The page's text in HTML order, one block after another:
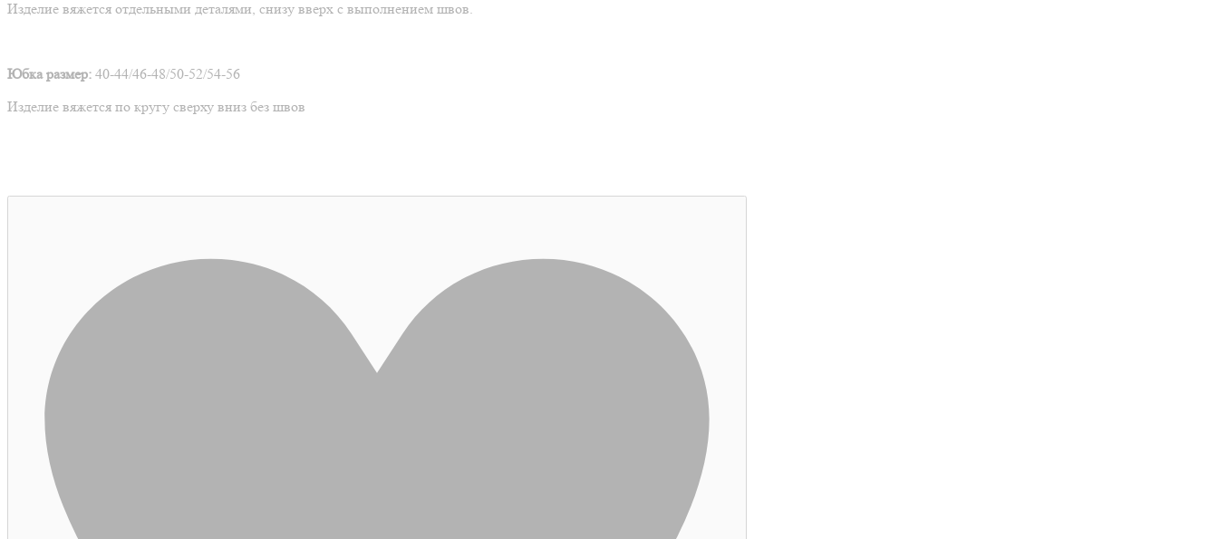
Изделие вяжется отдельными деталями, снизу вверх с выполнением швов.
Юбка размер: 40-44/46-48/50-52/54-56
Изделие вяжется по кругу сверху вниз без швов